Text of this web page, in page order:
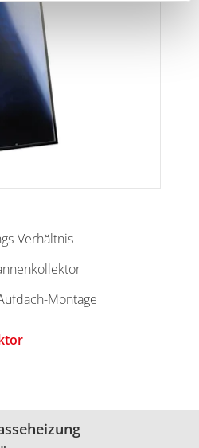
Verhältnis
Montage